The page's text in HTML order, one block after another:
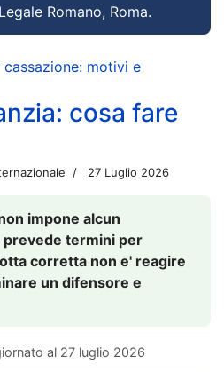
Romano, Roma.
motivi e
cosa fare
27 Luglio 2026
impone alcun
termini per
corretta non e' reagire
un difensore e
al 27 luglio 2026